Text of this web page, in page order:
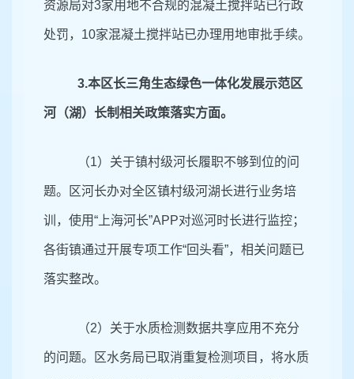
资源局对3家用地不合规的混凝土搅拌站已行政
处罚，10家混凝土搅拌站已办理用地审批手续。
3.本区长三角生态绿色一体化发展示范区
河（湖）长制相关政策落实方面。
（1）关于镇村级河长履职不够到位的问
题。区河长办对全区镇村级河湖长进行业务培
训，使用“上海河长”APP对巡河时长进行监控；
各街镇通过开展专项工作“回头看”，相关问题已
落实整改。
（2）关于水质检测数据共享应用不充分
的问题。区水务局已取消重复检测项目，将水质